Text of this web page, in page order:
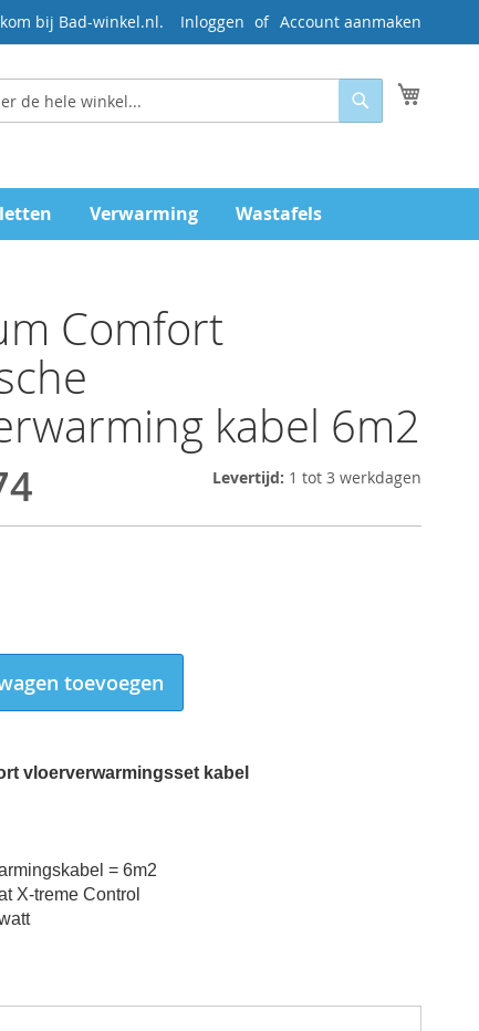
bij Bad-winkel.nl. Inloggen Account aanmaken
Zoeken
Verwarming Wastafels
Comfort
kabel 6m2
Levertijd: 1 tot 3 werkdagen
toevoegen
vloerverwarmingsset kabel
= 6m2
X-treme Control